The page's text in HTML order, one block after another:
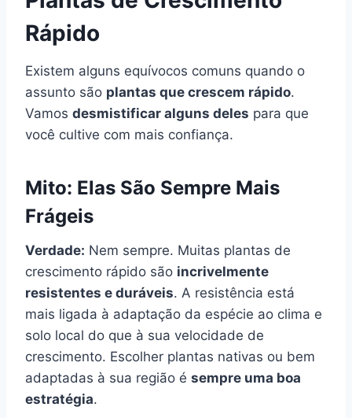
Rápido
Existem alguns equívocos comuns quando o
assunto são plantas que crescem rápido.
Vamos desmistificar alguns deles para que
você cultive com mais confiança.
Mito: Elas São Sempre Mais
Frágeis
Verdade: Nem sempre. Muitas plantas de
crescimento rápido são incrivelmente
resistentes e duráveis. A resistência está
mais ligada à adaptação da espécie ao clima e
solo local do que à sua velocidade de
crescimento. Escolher plantas nativas ou bem
adaptadas à sua região é sempre uma boa
estratégia.